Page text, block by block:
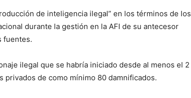
de inteligencia ilegal” en los términos de los
durante la gestión en la AFI de su antecesor
fuentes.
ilegal que se habría iniciado desde al menos el 2
de como mínimo 80 damnificados.